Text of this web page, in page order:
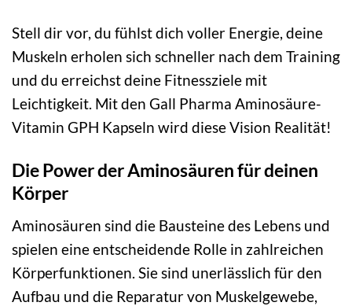
Stell dir vor, du fühlst dich voller Energie, deine
Muskeln erholen sich schneller nach dem Training
und du erreichst deine Fitnessziele mit
Leichtigkeit. Mit den Gall Pharma Aminosäure-
Vitamin GPH Kapseln wird diese Vision Realität!
Die Power der Aminosäuren für deinen
Körper
Aminosäuren sind die Bausteine des Lebens und
spielen eine entscheidende Rolle in zahlreichen
Körperfunktionen. Sie sind unerlässlich für den
Aufbau und die Reparatur von Muskelgewebe,